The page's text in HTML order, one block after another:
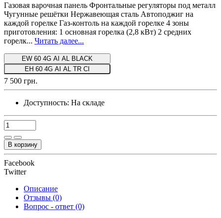
Газовая варочная панель Фронтальные регуляторы под металл
Чугунные решётки Нержавеющая сталь Автоподжиг на
каждой горелке Газ-контоль на каждой горелке 4 зоны
приготовления: 1 основная горелка (2,8 кВт) 2 средних
горелк... Читать далее...
EW 60 4G AI AL BLACK
EH 60 4G AI AL TR CI
7 500 грн.
Доступность: На складе
В корзину
Facebook
Twitter
Описание
Отзывы (0)
Вопрос - ответ (0)